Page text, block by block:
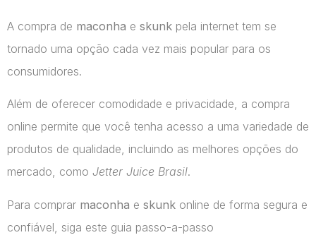
A compra de maconha e skunk pela internet tem se
tornado uma opção cada vez mais popular para os
consumidores.
Além de oferecer comodidade e privacidade, a compra
online permite que você tenha acesso a uma variedade de
produtos de qualidade, incluindo as melhores opções do
mercado, como Jetter Juice Brasil.
Para comprar maconha e skunk online de forma segura e
confiável, siga este guia passo-a-passo